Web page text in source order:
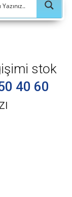
stok
40 60